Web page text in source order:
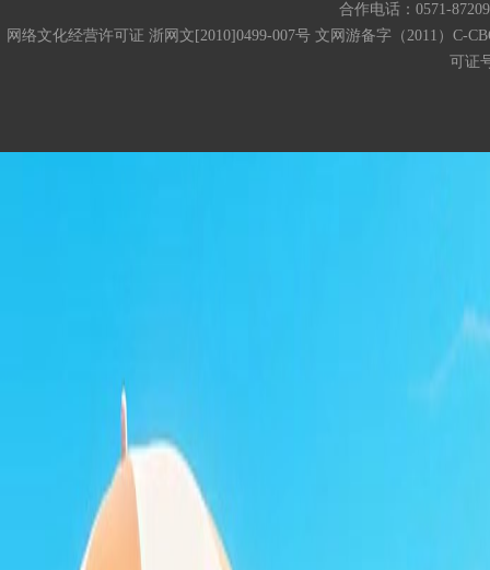
合作电话：0571-
网络文化经营许可证 浙网文[2010]0499-007号 文网游备字（2011）C-
可证